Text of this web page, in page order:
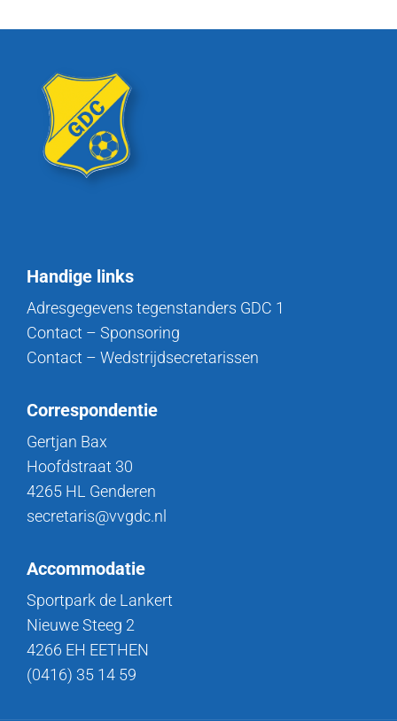
Handige links
Adresgegevens tegenstanders GDC 1
Contact – Sponsoring
Contact – Wedstrijdsecretarissen
Correspondentie
Gertjan Bax
Hoofdstraat 30
4265 HL Genderen
secretaris@vvgdc.nl
Accommodatie
Sportpark de Lankert
Nieuwe Steeg 2
4266 EH EETHEN
(0416) 35 14 59